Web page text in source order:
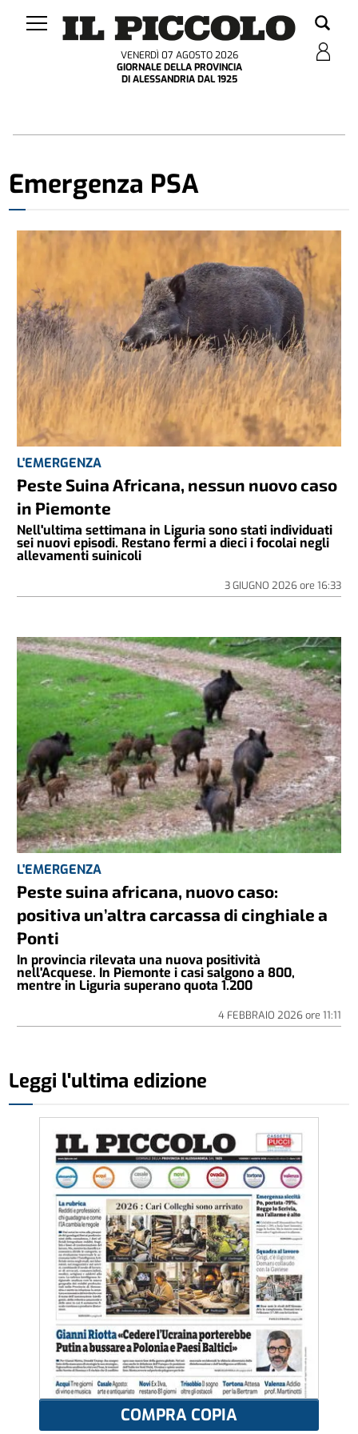
VENERDÌ 07 AGOSTO 2026
GIORNALE DELLA PROVINCIA
DI ALESSANDRIA DAL 1925
Emergenza PSA
L'EMERGENZA
Peste Suina Africana, nessun nuovo caso
in Piemonte
Nell'ultima settimana in Liguria sono stati individuati
sei nuovi episodi. Restano fermi a dieci i focolai negli
allevamenti suinicoli
3 GIUGNO 2026ore 16:33
L'EMERGENZA
Peste suina africana, nuovo caso:
positiva un’altra carcassa di cinghiale a
Ponti
In provincia rilevata una nuova positività
nell'Acquese. In Piemonte i casi salgono a 800,
mentre in Liguria superano quota 1.200
4 FEBBRAIO 2026ore 11:11
Leggi l'ultima edizione
COMPRA COPIA